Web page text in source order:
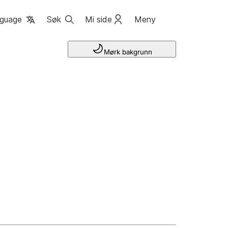
Søk Mi side Meny
Mørk bakgrunn